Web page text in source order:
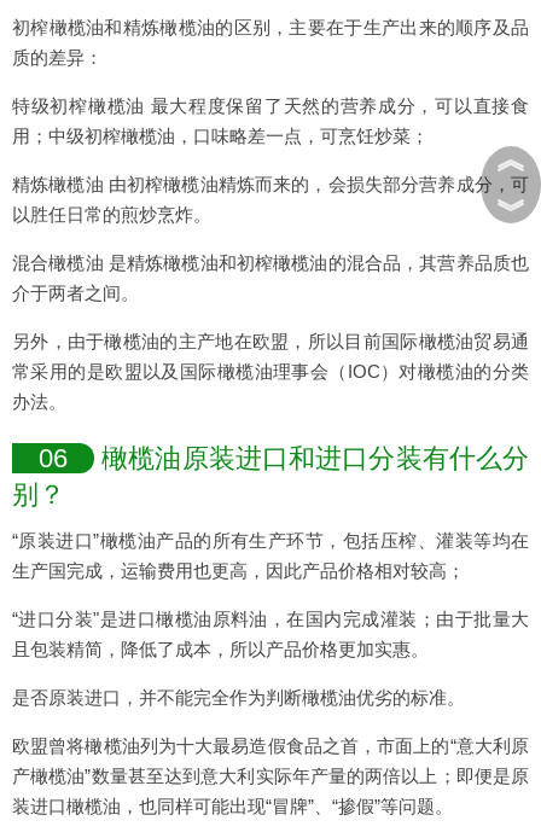
初榨橄榄油和精炼橄榄油的区别，主要在于生产出来的顺序及品
质的差异：
特级初榨橄榄油 最大程度保留了天然的营养成分，可以直接食
用；中级初榨橄榄油，口味略差一点，可烹饪炒菜；
精炼橄榄油 由初榨橄榄油精炼而来的，会损失部分营养成分，可
以胜任日常的煎炒烹炸。
混合橄榄油 是精炼橄榄油和初榨橄榄油的混合品，其营养品质也
介于两者之间。
另外，由于橄榄油的主产地在欧盟，所以目前国际橄榄油贸易通
常采用的是欧盟以及国际橄榄油理事会（IOC）对橄榄油的分类
办法。
06 橄榄油原装进口和进口分装有什么分
别？
“原装进口”橄榄油产品的所有生产环节，包括压榨、灌装等均在
生产国完成，运输费用也更高，因此产品价格相对较高；
“进口分装"是进口橄榄油原料油，在国内完成灌装；由于批量大
且包装精简，降低了成本，所以产品价格更加实惠。
是否原装进口，并不能完全作为判断橄榄油优劣的标准。
欧盟曾将橄榄油列为十大最易造假食品之首，市面上的“意大利原
产橄榄油”数量甚至达到意大利实际年产量的两倍以上；即便是原
装进口橄榄油，也同样可能出现“冒牌”、“掺假”等问题。
︽
︾